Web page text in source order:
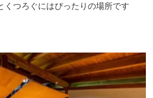
くつろぐにはぴったりの場所です